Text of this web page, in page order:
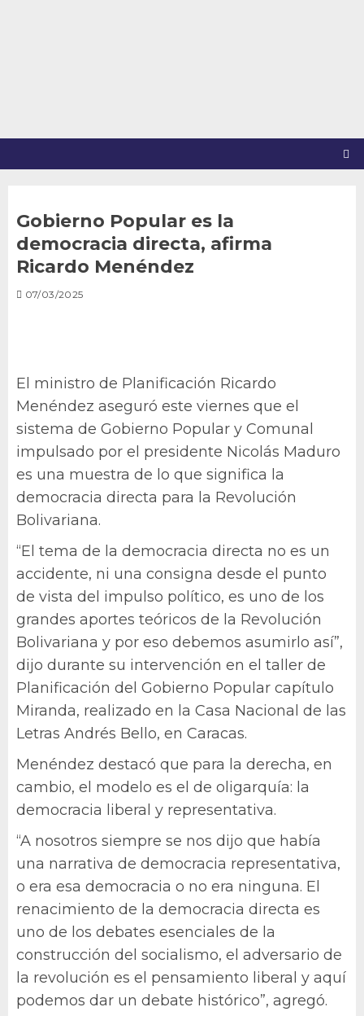
Gobierno Popular es la
democracia directa, afirma
Ricardo Menéndez
07/03/2025
El ministro de Planificación Ricardo
Menéndez aseguró este viernes que el
sistema de Gobierno Popular y Comunal
impulsado por el presidente Nicolás Maduro
es una muestra de lo que significa la
democracia directa para la Revolución
Bolivariana.
“El tema de la democracia directa no es un
accidente, ni una consigna desde el punto
de vista del impulso político, es uno de los
grandes aportes teóricos de la Revolución
Bolivariana y por eso debemos asumirlo así”,
dijo durante su intervención en el taller de
Planificación del Gobierno Popular capítulo
Miranda, realizado en la Casa Nacional de las
Letras Andrés Bello, en Caracas.
Menéndez destacó que para la derecha, en
cambio, el modelo es el de oligarquía: la
democracia liberal y representativa.
“A nosotros siempre se nos dijo que había
una narrativa de democracia representativa,
o era esa democracia o no era ninguna. El
renacimiento de la democracia directa es
uno de los debates esenciales de la
construcción del socialismo, el adversario de
la revolución es el pensamiento liberal y aquí
podemos dar un debate histórico”, agregó.